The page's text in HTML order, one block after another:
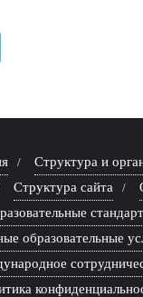
Структура и
Структура сайта
образовательные